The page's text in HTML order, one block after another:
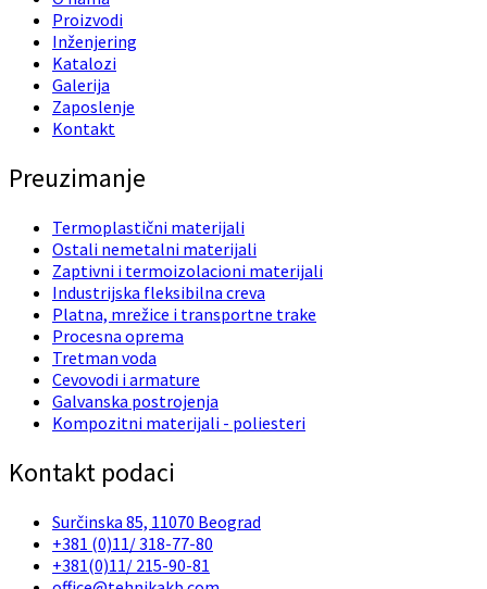
Proizvodi
Inženjering
Katalozi
Galerija
Zaposlenje
Kontakt
Preuzimanje
Termoplastični materijali
Ostali nemetalni materijali
Zaptivni i termoizolacioni materijali
Industrijska fleksibilna creva
Platna, mrežice i transportne trake
Procesna oprema
Tretman voda
Cevovodi i armature
Galvanska postrojenja
Kompozitni materijali - poliesteri
Kontakt podaci
Surčinska 85, 11070 Beograd
+381 (0)11/ 318-77-80
+381(0)11/ 215-90-81